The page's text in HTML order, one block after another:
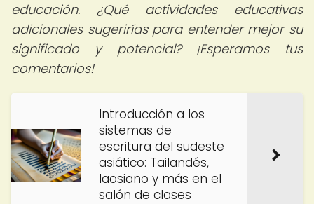
educación. ¿Qué actividades educativas
adicionales sugerirías para entender mejor su
significado y potencial? ¡Esperamos tus
comentarios!
Introducción a los
sistemas de
escritura del sudeste
asiático: Tailandés,
laosiano y más en el
salón de clases